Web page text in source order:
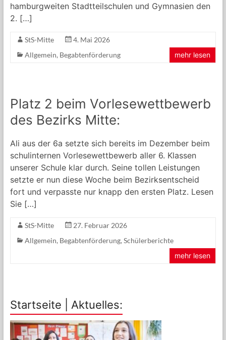
hamburgweiten Stadtteilschulen und Gymnasien den
2. […]
StS-Mitte
4. Mai 2026
Allgemein, Begabtenförderung mehr lesen
Platz 2 beim Vorlesewettbewerb
des Bezirks Mitte:
Ali aus der 6a setzte sich bereits im Dezember beim
schulinternen Vorlesewettbewerb aller 6. Klassen
unserer Schule klar durch. Seine tollen Leistungen
setzte er nun diese Woche beim Bezirksentscheid
fort und verpasste nur knapp den ersten Platz. Lesen
Sie […]
StS-Mitte
27. Februar 2026
Allgemein, Begabtenförderung,Schülerberichte
mehr lesen
Startseite | Aktuelles: